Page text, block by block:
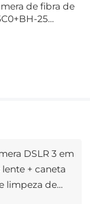
de fibra de
25
DSLR 3 em
+ caneta
limpeza de